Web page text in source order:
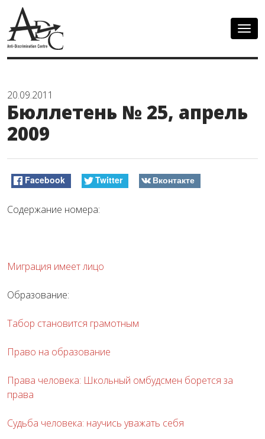
20.09.2011
Бюллетень № 25, апрель
2009
Facebook Twitter Вконтакте
Содержание номера:
Миграция имеет лицо
Образование:
Табор становится грамотным
Право на образование
Права человека: Школьный омбудсмен борется за
права
Судьба человека: научись уважать себя